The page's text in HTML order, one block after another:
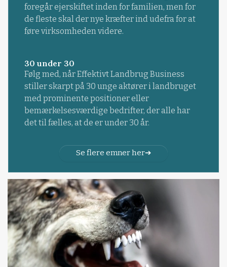
foregår ejerskiftet inden for familien, men for
de fleste skal der nye kræfter ind udefra for at
føre virksomheden videre.
30 under 30
Følg med, når Effektivt Landbrug Business
stiller skarpt på 30 unge aktører i landbruget
med prominente positioner eller
bemærkelsesværdige bedrifter, der alle har
det til fælles, at de er under 30 år.
Se flere emner her